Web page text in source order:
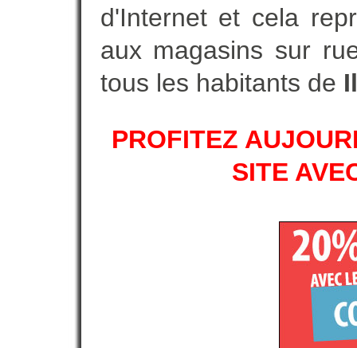
d'Internet et cela
aux magasins sur
tous les habitants de
PROFITEZ
SITE